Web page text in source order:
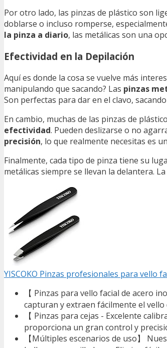
Por otro lado, las pinzas de plástico son
doblarse o incluso romperse,
la pinza a diario, las metálicas son una
Efectividad en la Depilación
Aquí es donde la cosa se vuelve más
manipulando que sacando? Las pinzas
Son perfectas para dar en el clavo,
En cambio, muchas de las pinzas de
efectividad. Pueden deslizarse o no
precisión, lo que realmente necesitas es
Finalmente, cada tipo de pinza tiene su
metálicas siempre se llevan la delantera.
YISCOKO Pinzas profesionales para vello
【 Pinzas para vello facial de acero
capturan y extraen fácilmente el
【 Pinzas para cejas - Excelente
proporciona un gran control y
【Múltiples escenarios de uso】